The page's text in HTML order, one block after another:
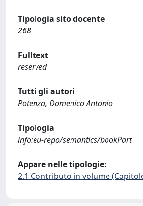
Tipologia sito docente
268
Fulltext
reserved
Tutti gli autori
Potenza, Domenico Antonio
Tipologia
info:eu-repo/semantics/bookPart
Appare nelle tipologie:
2.1 Contributo in volume